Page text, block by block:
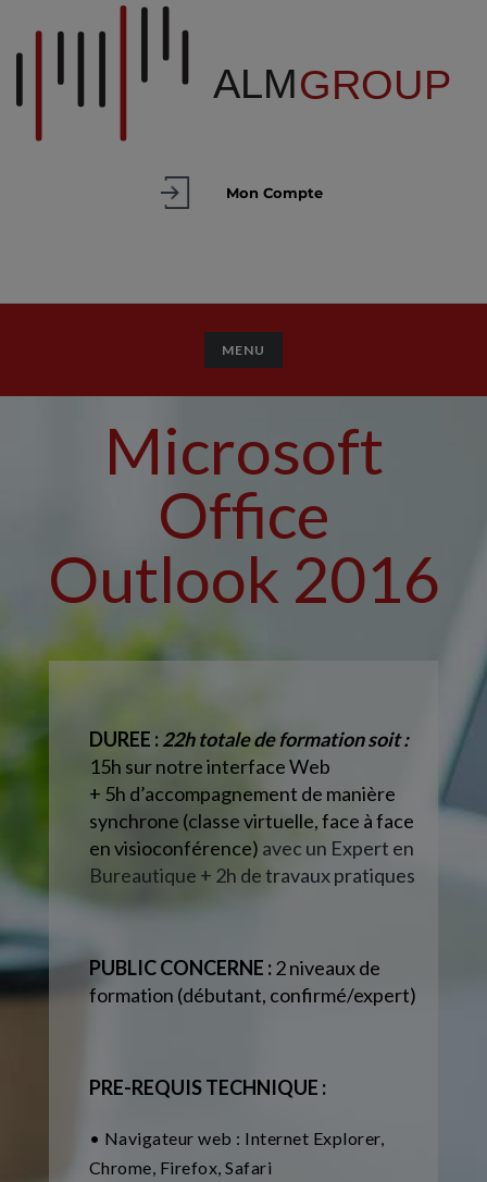
Mon Compte
TOGGLE NAVIGATION
MENU
Microsoft
Office
Outlook 2016
DUREE :22h totale de formation soit :
15h sur notre interface Web
+ 5h d’accompagnement de manière
synchrone (classe virtuelle, face à face
en visioconférence) avec un Expert en
Bureautique + 2h de travaux pratiques
PUBLIC CONCERNE :2 niveaux de
formation (débutant, confirmé/expert)
PRE-REQUIS TECHNIQUE :
• Navigateur web : Internet Explorer,
Chrome, Firefox, Safari